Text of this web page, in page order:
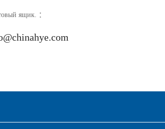
ящик. ：